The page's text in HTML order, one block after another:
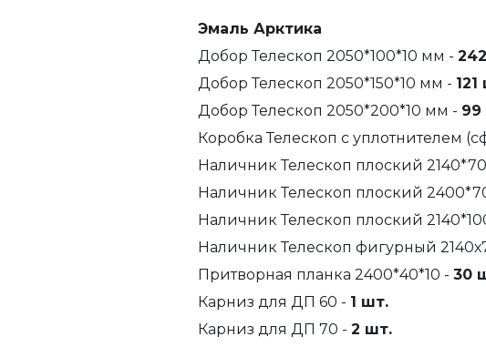
Эмаль Арктика
Добор Телескоп 2050*100*10 мм -
Добор Телескоп 2050*150*10 мм -
Добор Телескоп 2050*200*10 мм - 99
Коробка Телескоп с уплотнителем
Наличник Телескоп плоский
Наличник Телескоп плоский
Наличник Телескоп плоский
Наличник Телескоп фигурный
Притворная планка 2400*40*10 - 30
Карниз для ДП 60 - 1 шт.
Карниз для ДП 70 - 2 шт.